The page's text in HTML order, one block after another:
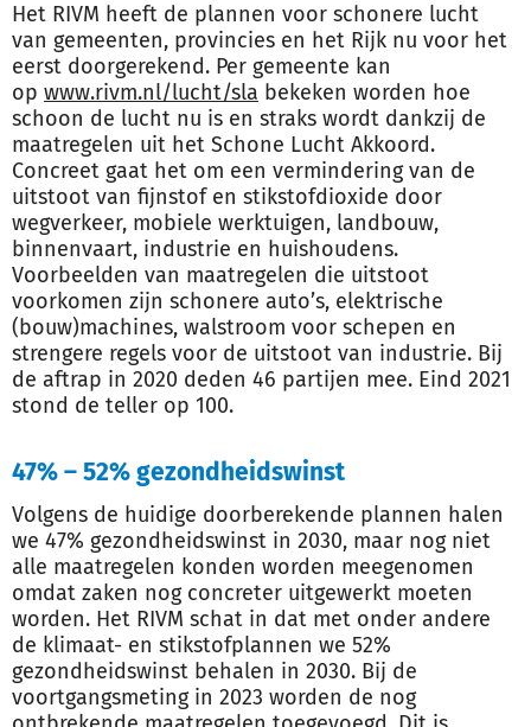
Het RIVM heeft de plannen voor schonere lucht
van gemeenten, provincies en het Rijk nu voor het
eerst doorgerekend. Per gemeente kan
op www.rivm.nl/lucht/sla bekeken worden hoe
schoon de lucht nu is en straks wordt dankzij de
maatregelen uit het Schone Lucht Akkoord.
Concreet gaat het om een vermindering van de
uitstoot van fijnstof en stikstofdioxide door
wegverkeer, mobiele werktuigen, landbouw,
binnenvaart, industrie en huishoudens.
Voorbeelden van maatregelen die uitstoot
voorkomen zijn schonere auto’s, elektrische
(bouw)machines, walstroom voor schepen en
strengere regels voor de uitstoot van industrie. Bij
de aftrap in 2020 deden 46 partijen mee. Eind 2021
stond de teller op 100.
47% – 52% gezondheidswinst
Volgens de huidige doorberekende plannen halen
we 47% gezondheidswinst in 2030, maar nog niet
alle maatregelen konden worden meegenomen
omdat zaken nog concreter uitgewerkt moeten
worden. Het RIVM schat in dat met onder andere
de klimaat- en stikstofplannen we 52%
gezondheidswinst behalen in 2030. Bij de
voortgangsmeting in 2023 worden de nog